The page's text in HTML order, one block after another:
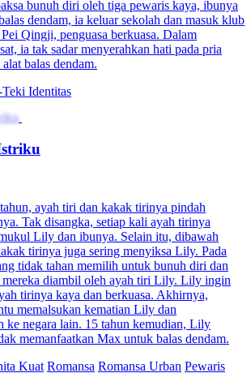
balas dendam sementara Zhong
identiti sebenarnya, dimanipulasi menjadi
Chen sebenarnya adalah kuasa sebenar di